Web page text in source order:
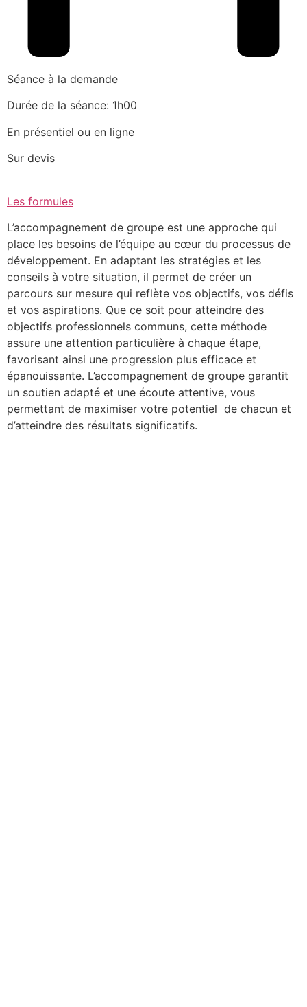
Séance à la demande
Durée de la séance: 1h00
En présentiel ou en ligne
Sur devis
Les formules
L’accompagnement de groupe est une approche qui
place les besoins de l’équipe au cœur du processus de
développement. En adaptant les stratégies et les
conseils à votre situation, il permet de créer un
parcours sur mesure qui reflète vos objectifs, vos défis
et vos aspirations. Que ce soit pour atteindre des
objectifs professionnels communs, cette méthode
assure une attention particulière à chaque étape,
favorisant ainsi une progression plus efficace et
épanouissante. L’accompagnement de groupe garantit
un soutien adapté et une écoute attentive, vous
permettant de maximiser votre potentiel de chacun et
d’atteindre des résultats significatifs.